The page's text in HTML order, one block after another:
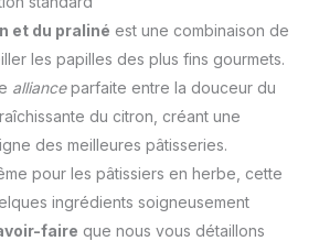
et du praliné est une combinaison de
les papilles des plus fins gourmets.
allianceparfaite entre la douceur du
du citron, créant une
des meilleures pâtisseries.
pour les pâtissiers en herbe, cette
ingrédients soigneusement
faire que nous vous détaillons